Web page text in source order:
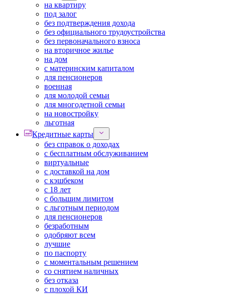
на квартиру
под залог
без подтверждения дохода
без официального трудоустройства
без первоначального взноса
на вторичное жилье
на дом
с материнским капиталом
для пенсионеров
военная
для молодой семьи
для многодетной семьи
на новостройку
льготная
Кредитные карты
без справок о доходах
с бесплатным обслуживанием
виртуальные
с доставкой на дом
с кэшбеком
с 18 лет
с большим лимитом
с льготным периодом
для пенсионеров
безработным
одобряют всем
лучшие
по паспорту
с моментальным решением
со снятием наличных
без отказа
с плохой КИ